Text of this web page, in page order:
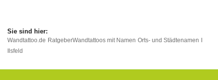
Wandtattoo.de RatgeberWandtattoos mit Namen Orts- und Städtenamen
Ilsfeld